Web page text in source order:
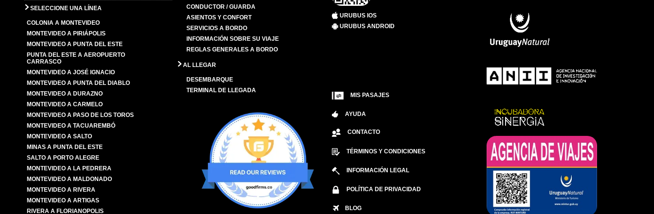
SELECCIONE UNA LÍNEA
COLONIA A MONTEVIDEO
MONTEVIDEO A PIRIÁPOLIS
MONTEVIDEO A PUNTA DEL ESTE
PUNTA DEL ESTE A AEROPUERTO
CARRASCO
MONTEVIDEO A JOSÉ IGNACIO
MONTEVIDEO A PUNTA DEL DIABLO
MONTEVIDEO A DURAZNO
MONTEVIDEO A CARMELO
MONTEVIDEO A PASO DE LOS TOROS
MONTEVIDEO A TACUAREMBÓ
MONTEVIDEO A SALTO
MINAS A PUNTA DEL ESTE
SALTO A PORTO ALEGRE
MONTEVIDEO A LA PEDRERA
MONTEVIDEO A MALDONADO
MONTEVIDEO A RIVERA
MONTEVIDEO A ARTIGAS
RIVERA A FLORIANOPOLIS
CONDUCTOR / GUARDA
ASIENTOS Y CONFORT
SERVICIOS A BORDO
INFORMACIÓN SOBRE SU VIAJE
REGLAS GENERALES A BORDO
AL LLEGAR
DESEMBARQUE
TERMINAL DE LLEGADA
URUBUS IOS
URUBUS ANDROID
MIS PASAJES
AYUDA
CONTACTO
TÉRMINOS Y CONDICIONES
INFORMACIÓN LEGAL
POLÍTICA DE PRIVACIDAD
BLOG